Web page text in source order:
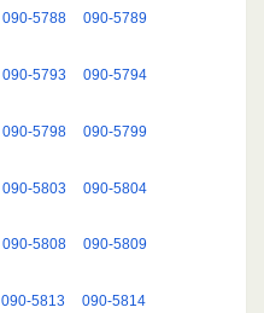
090-5788 090-5789
090-5793 090-5794
090-5798 090-5799
090-5803 090-5804
090-5808 090-5809
090-5813 090-5814